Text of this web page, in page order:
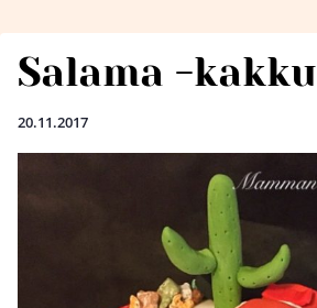
Salama -kakku
20.11.2017